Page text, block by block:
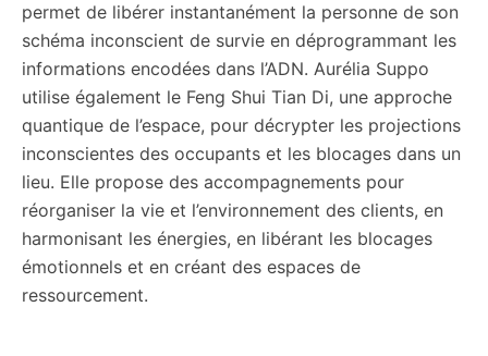
permet de libérer instantanément la personne de son
schéma inconscient de survie en déprogrammant les
informations encodées dans l’ADN. Aurélia Suppo
utilise également le Feng Shui Tian Di, une approche
quantique de l’espace, pour décrypter les projections
inconscientes des occupants et les blocages dans un
lieu. Elle propose des accompagnements pour
réorganiser la vie et l’environnement des clients, en
harmonisant les énergies, en libérant les blocages
émotionnels et en créant des espaces de
ressourcement.